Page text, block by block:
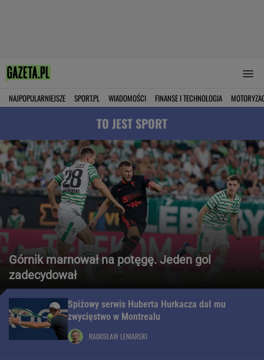
NAJPOPULARNIEJSZE SPORT.PL WIADOMOŚCI FINANSE I TECHNOLOGIA
TO JEST SPORT
Górnik marnował na potęgę. Jeden gol
zadecydował
Spiżowy serwis Huberta Hurkacza dał mu
zwycięstwo w Montrealu
RADOSŁAW LENIARSKI